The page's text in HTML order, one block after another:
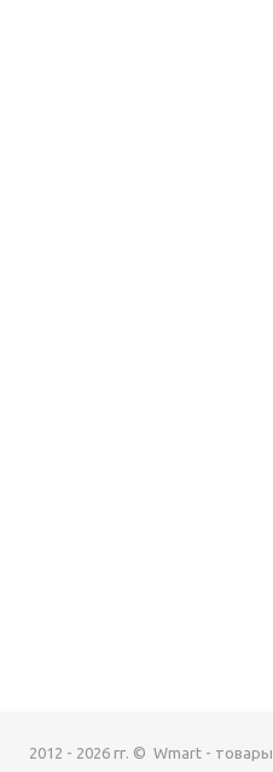
2012 - 2026 гг. © Wmart - товары